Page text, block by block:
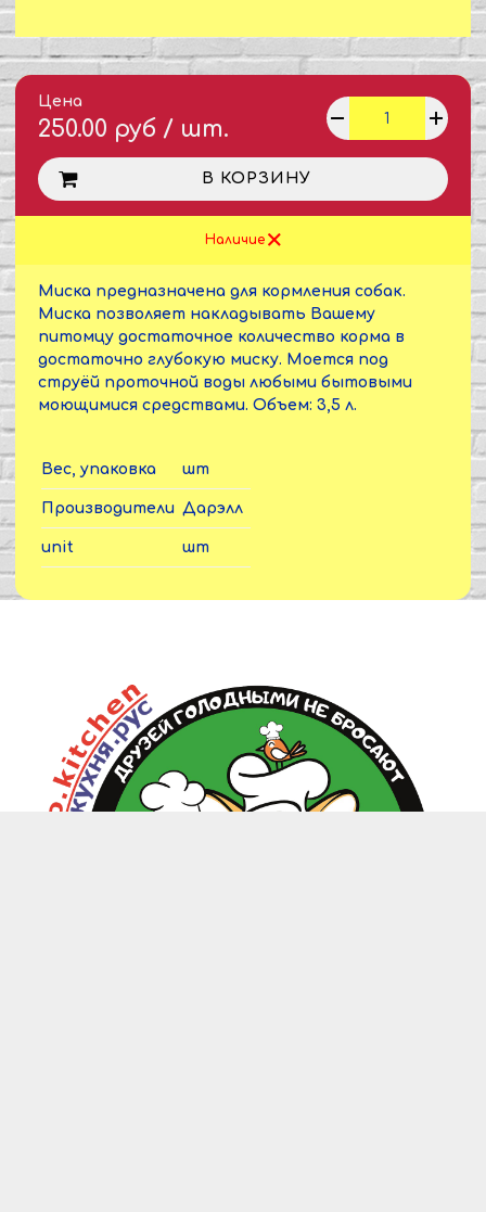
Цена
250.00 руб / шт.
В КОРЗИНУ
Наличие
Миска предназначена для кормления собак.
Миска позволяет накладывать Вашему
питомцу достаточное количество корма в
достаточно глубокую миску. Моется под
струёй проточной воды любыми бытовыми
моющимися средствами. Объем: 3,5 л.
Вес, упаковка шт
Производители Дарэлл
unit шт